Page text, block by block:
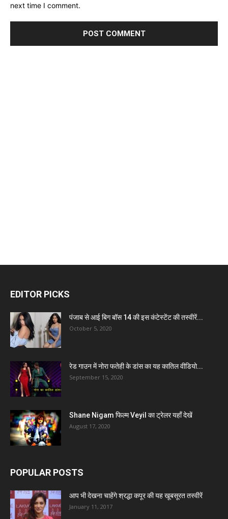
next time I comment.
EDITOR PICKS
पंजाब से आई बिग बॉस 14 की इस कंटेस्टेंट की तस्वीरें...
October 5, 2020
रेड गाउन में नोरा फतेही के डांस का यह कातिल वीडियो...
September 15, 2020
Shane Nigam फिल्म Veyil का ट्रेलर यहाँ देखें
August 17, 2020
POPULAR POSTS
आप भी देखना चाहेंगे श्रद्धा कपूर की यह खूबसूरत तस्वीरें
January 11, 2017